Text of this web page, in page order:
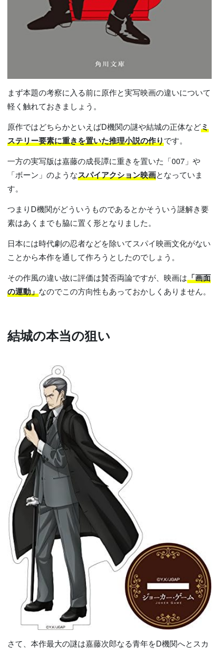
まず本題の考察に入る前に原作と実写映画の違いについて
軽く触れておきましょう。
原作ではどちらかといえばD機関の謎や結城の正体などミ
ステリー要素に重きを置いた推理小説の作りです。
一方の実写版は嘉藤の成長譚に重きを置いた「007」や
「ボーン」のようなスパイアクション映画となっていま
す。
つまりD機関がどういうものであるとかそういう謎解き要
素はあくまでも脇に置く形となりました。
日本には時代劇の忍者などを除いてスパイ映画文化がない
ことから本作を通して作ろうとしたのでしょう。
その作風の違い故に評価は賛否両論ですが、映画は「画面
の運動」なのでこの方向性もあっておかしくありません。
結城の本当の狙い
さて、本作最大の謎は嘉藤次郎なる青年をD機関へとスカ